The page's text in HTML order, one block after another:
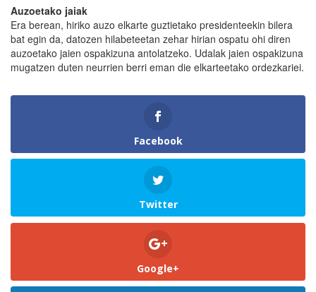
Auzoetako jaiak
Era berean, hiriko auzo elkarte guztietako presidenteekin bilera
bat egin da, datozen hilabeteetan zehar hirian ospatu ohi diren
auzoetako jaien ospakizuna antolatzeko. Udalak jaien ospakizuna
mugatzen duten neurrien berri eman die elkarteetako ordezkariei.
Facebook
Twitter
Google+